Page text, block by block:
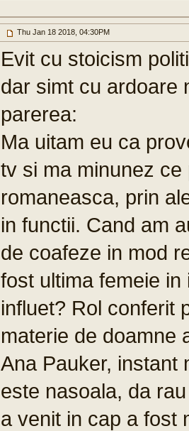
Thu Jan 18 2018, 04:30PM
Evit cu stoicism
dar simt cu ardoare
parerea:
Ma uitam eu ca
tv si ma minunez
romaneasca, prin
in functii. Cand am
de coafeze in mod
fost ultima femeie
influet? Rol conferit
materie de doamne
Ana Pauker, instant
este nasoala, da
a venit in cap a fost